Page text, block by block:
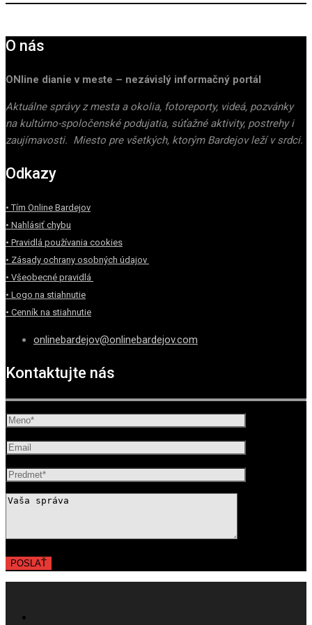
O nás
ONline dianie v meste – nezávislý informačný portál
Aktuálne správy z mesta a okolia, fotoreporty, videá, pozvánky
na kultúrno-spoločenské podujatia, súťažné aktivity, postrehy i
zaujímavosti. Miesto pre všetkých, ktorým Bardejov leží v srdci.
Odkazy
• Tím Online Bardejov
• Nahlásiť chybu
• Pravidlá používania cookies
• Zásady ochrany osobných údajov
• Všeobecné pravidlá
• Logo na stiahnutie
• Cenník na stiahnutie
onlinebardejov@onlinebardejov.com
Kontaktujte nás